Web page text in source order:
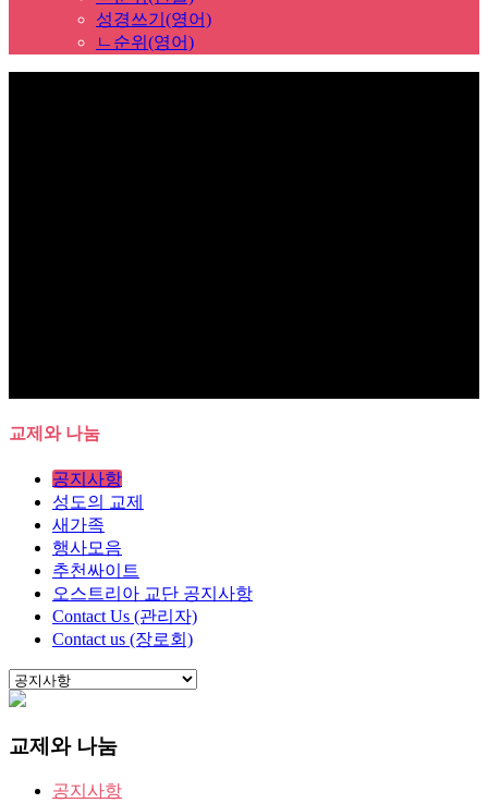
성경쓰기(영어)
ㄴ순위(영어)
교제와 나눔
공지사항
성도의 교제
새가족
행사모음
추천싸이트
오스트리아 교단 공지사항
Contact Us (관리자)
Contact us (장로회)
교제와 나눔
공지사항